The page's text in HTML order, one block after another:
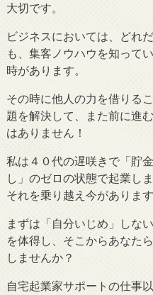
大切です。
ビジネスにおいては、どれ
も、集客ノウハウを知って
時があります。
その時に他人の力を借りる
題を解決して、また前に進
はありません！
私は４０代の遅咲きで「貯
し」のゼロの状態で起業し
それを乗り越え今があります
まずは「自分いじめ」しな
を体得し、そこからあなた
しませんか？
自宅起業家サポートの仕事